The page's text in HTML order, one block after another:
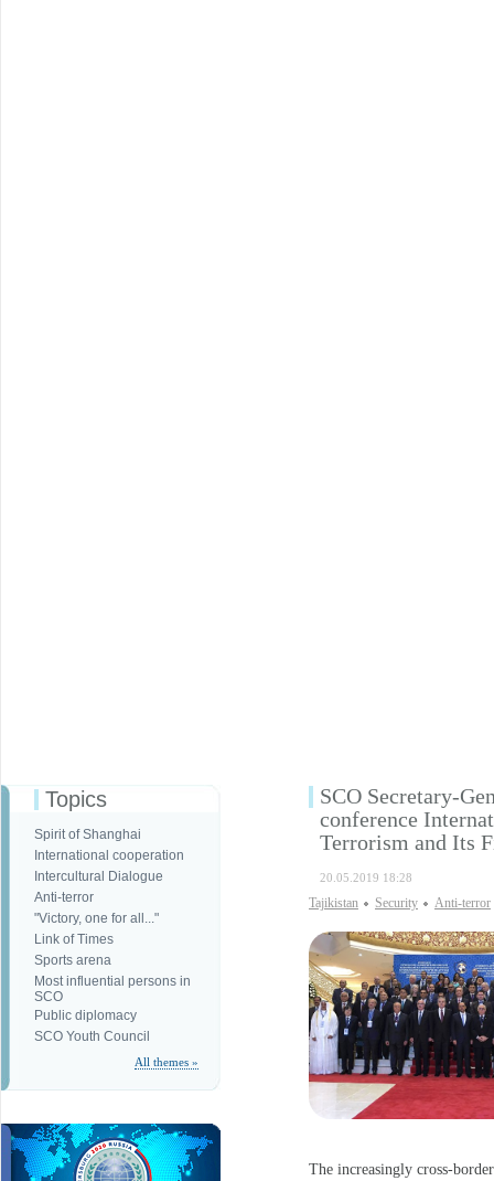
Topics
Spirit of Shanghai
International cooperation
Intercultural Dialogue
Anti-terror
"Victory, one for all..."
Link of Times
Sports arena
Most influential persons in
SCO
Public diplomacy
SCO Youth Council
All themes »
SCO Secretary-
conference
Terrorism and Its
20.05.2019 18:28
Tajikistan Security Anti-terror
The increasingly cross-